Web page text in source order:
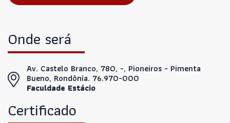
Onde será
Av. Castelo Branco, 780, -, Pioneiros - Pimenta
Bueno, Rondônia. 76.970-000
Faculdade Estácio
Certificado